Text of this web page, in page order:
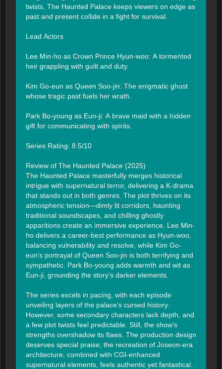
twists, The Haunted Palace keeps viewers on edge as
past and present collide in a fight for survival.
Lead Actors
Lee Min-ho as Crown Prince Hyun-woo: A tormented
heir grappling with guilt and duty.
Kim Go-eun as Queen Soo-jin: The enigmatic ghost
whose tragic past fuels her wrath.
Park Bo-young as Eun-ji: A brave maid with a hidden
gift for communicating with spirits.
Series Rating: 8.5/10
Review of The Haunted Palace (2025)
The Haunted Palace masterfully merges historical
intrigue with supernatural terror, delivering a K-drama
that stands out in both genres. The plot thrives on its
atmospheric tension—dimly lit corridors, haunting
traditional soundscapes, and chilling ghostly
apparitions create an immersive experience. Lee Min-
ho delivers a career-best performance as Hyun-woo,
balancing vulnerability and resolve, while Kim Go-
eun’s portrayal of Queen Soo-jin is both terrifying and
sympathetic. Park Bo-young adds warmth and wit as
Eun-ji, grounding the story’s darker elements.
The series excels in pacing, with each episode
unveiling layers of the palace’s cursed history.
However, some secondary characters lack depth, and
a few plot twists feel predictable. Still, the show’s
strengths overshadow its flaws. The production design
deserves special praise; the recreation of Joseon-era
architecture, combined with CGI-enhanced
supernatural elements, feels authentic yet fantastical.